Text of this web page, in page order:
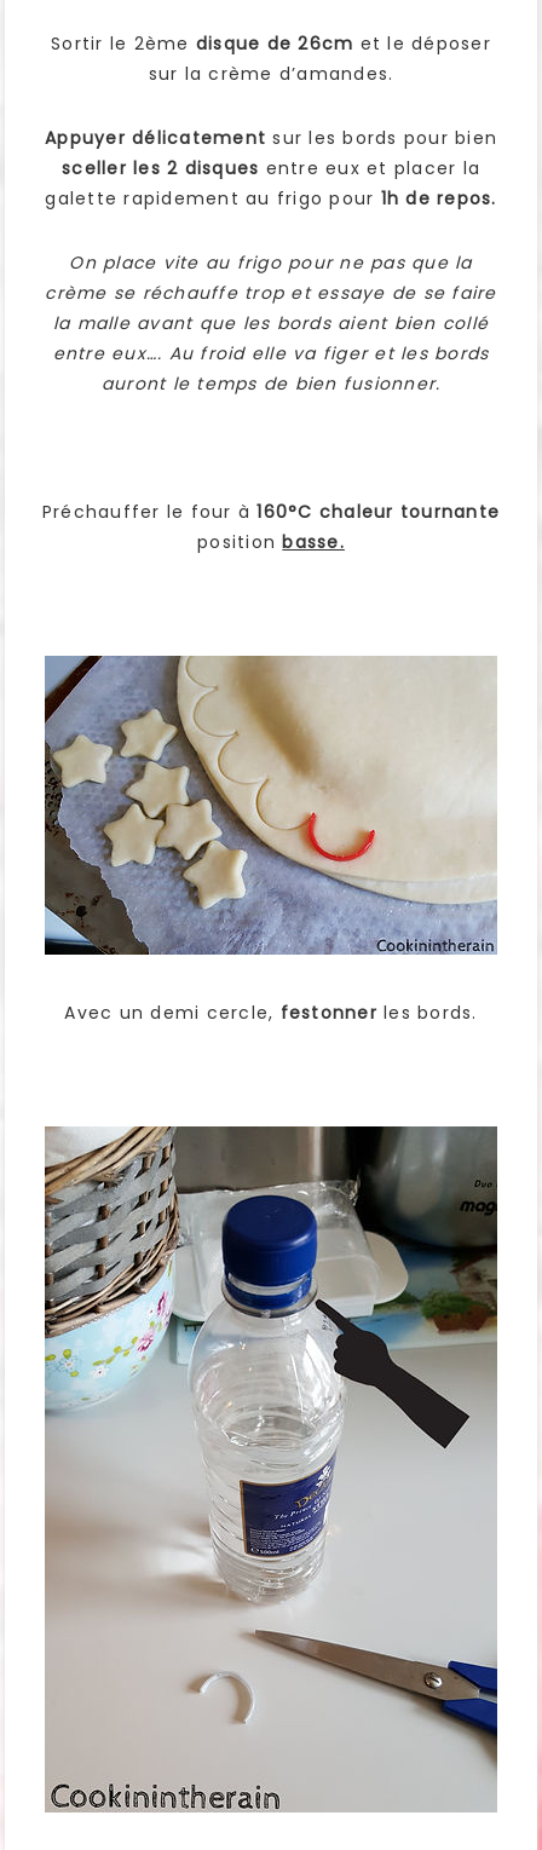
Sortir le 2ème disque de 26cm et le déposer
sur la crème d’amandes.
Appuyer délicatement sur les bords pour bien
sceller les 2 disques entre eux et placer la
galette rapidement au frigo pour 1h de repos.
On place vite au frigo pour ne pas que la
crème se réchauffe trop et essaye de se faire
la malle avant que les bords aient bien collé
entre eux…. Au froid elle va figer et les bords
auront le temps de bien fusionner.
Préchauffer le four à160°C chaleur tournante
positionbasse.
Avec un demi cercle, festonner les bords.